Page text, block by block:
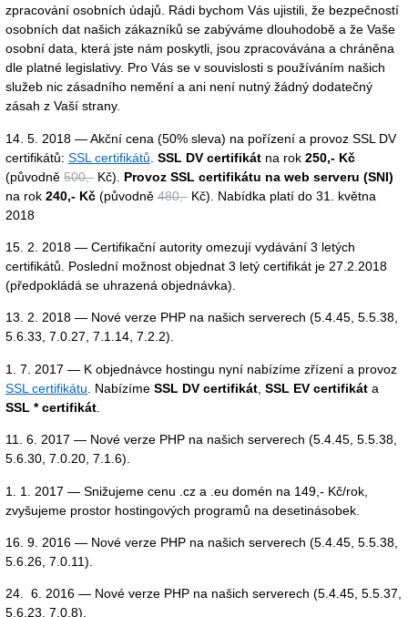
zpracování osobních údajů. Rádi bychom Vás ujistili, že bezpečností
osobních dat našich zákazníků se zabýváme dlouhodobě a že Vaše
osobní data, která jste nám poskytli, jsou zpracovávána a chráněna
dle platné legislativy. Pro Vás se v souvislosti s používáním našich
služeb nic zásadního nemění a ani není nutný žádný dodatečný
zásah z Vaší strany.
14. 5. 2018 — Akční cena (50% sleva) na pořízení a provoz SSL DV
certifikátů: SSL certifikátů SSL DV certifikát na rok 250,- Kč
(původně 500,- Kč). Provoz SSL certifikátu na web serveru (SNI)
na rok 240,- Kč (původně 480,- Kč). Nabídka platí do 31. května
2018
15. 2. 2018 — Certifikační autority omezují vydávání 3 letých
certifikátů. Poslední možnost objednat 3 letý certifikát je 27.2.2018
(předpokládá se uhrazená objednávka).
13. 2. 2018 — Nové verze PHP na našich serverech (5.4.45, 5.5.38,
5.6.33, 7.0.27, 7.1.14, 7.2.2).
1. 7. 2017 — K objednávce hostingu nyní nabízíme zřízení a provoz
SSL certifikátu . Nabízíme SSL DV certifikát SSL EV certifikát a
SSL * certifikát
11. 6. 2017 — Nové verze PHP na našich serverech (5.4.45, 5.5.38,
5.6.30, 7.0.20, 7.1.6).
1. 1. 2017 — Snižujeme cenu .cz a .eu domén na 149,- Kč/rok,
zvyšujeme prostor hostingových programů na desetinásobek.
16. 9. 2016 — Nové verze PHP na našich serverech (5.4.45, 5.5.38,
5.6.26, 7.0.11).
24. 6. 2016 — Nové verze PHP na našich serverech (5.4.45, 5.5.37,
5.6.23, 7.0.8).